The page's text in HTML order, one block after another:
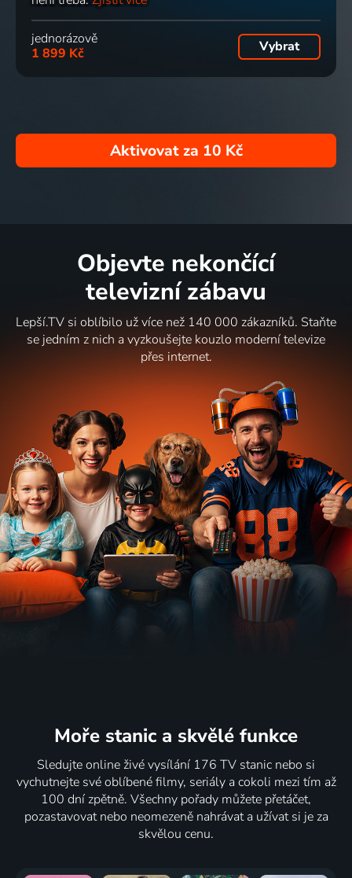
jednorázově
1 899 Kč
Vybrat
Aktivovat za 10 Kč
Objevte nekončící
televizní zábavu
Lepší.TV si oblíbilo už více než 140 000 zákazníků. Staňte
se jedním z nich a vyzkoušejte kouzlo moderní televize
přes internet.
Moře stanic a skvělé funkce
Sledujte online živé vysílání 176 TV stanic nebo si
vychutnejte své oblíbené filmy, seriály a cokoli mezi tím až
100 dní zpětně. Všechny pořady můžete přetáčet,
pozastavovat nebo neomezeně nahrávat a užívat si je za
skvělou cenu.